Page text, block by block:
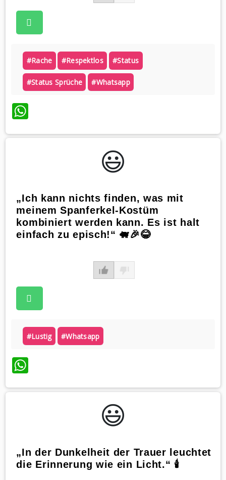
#rache #respektlos #status
#status Sprüche #whatsapp
WhatsApp
😃️
„Ich kann nichts finden, was mit
meinem Spanferkel-Kostüm
kombiniert werden kann. Es ist halt
einfach zu episch!“ 🐖🎉😂
#lustig #whatsapp
WhatsApp
😃️
„In der Dunkelheit der Trauer leuchtet
die Erinnerung wie ein Licht.“ 🕯